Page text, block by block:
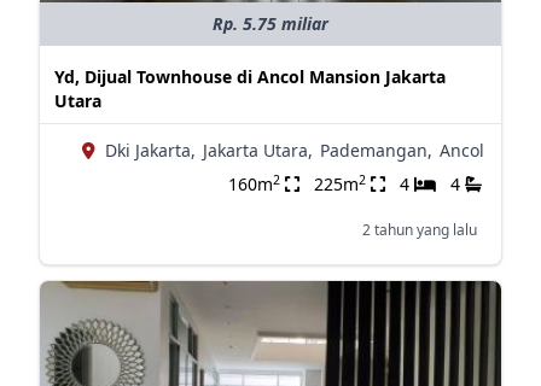
Rp. 5.75 miliar
Yd, Dijual Townhouse di Ancol Mansion Jakarta
Utara
Dki Jakarta, Jakarta Utara, Pademangan, Ancol
160m2 225m2 4 4
2 tahun yang lalu